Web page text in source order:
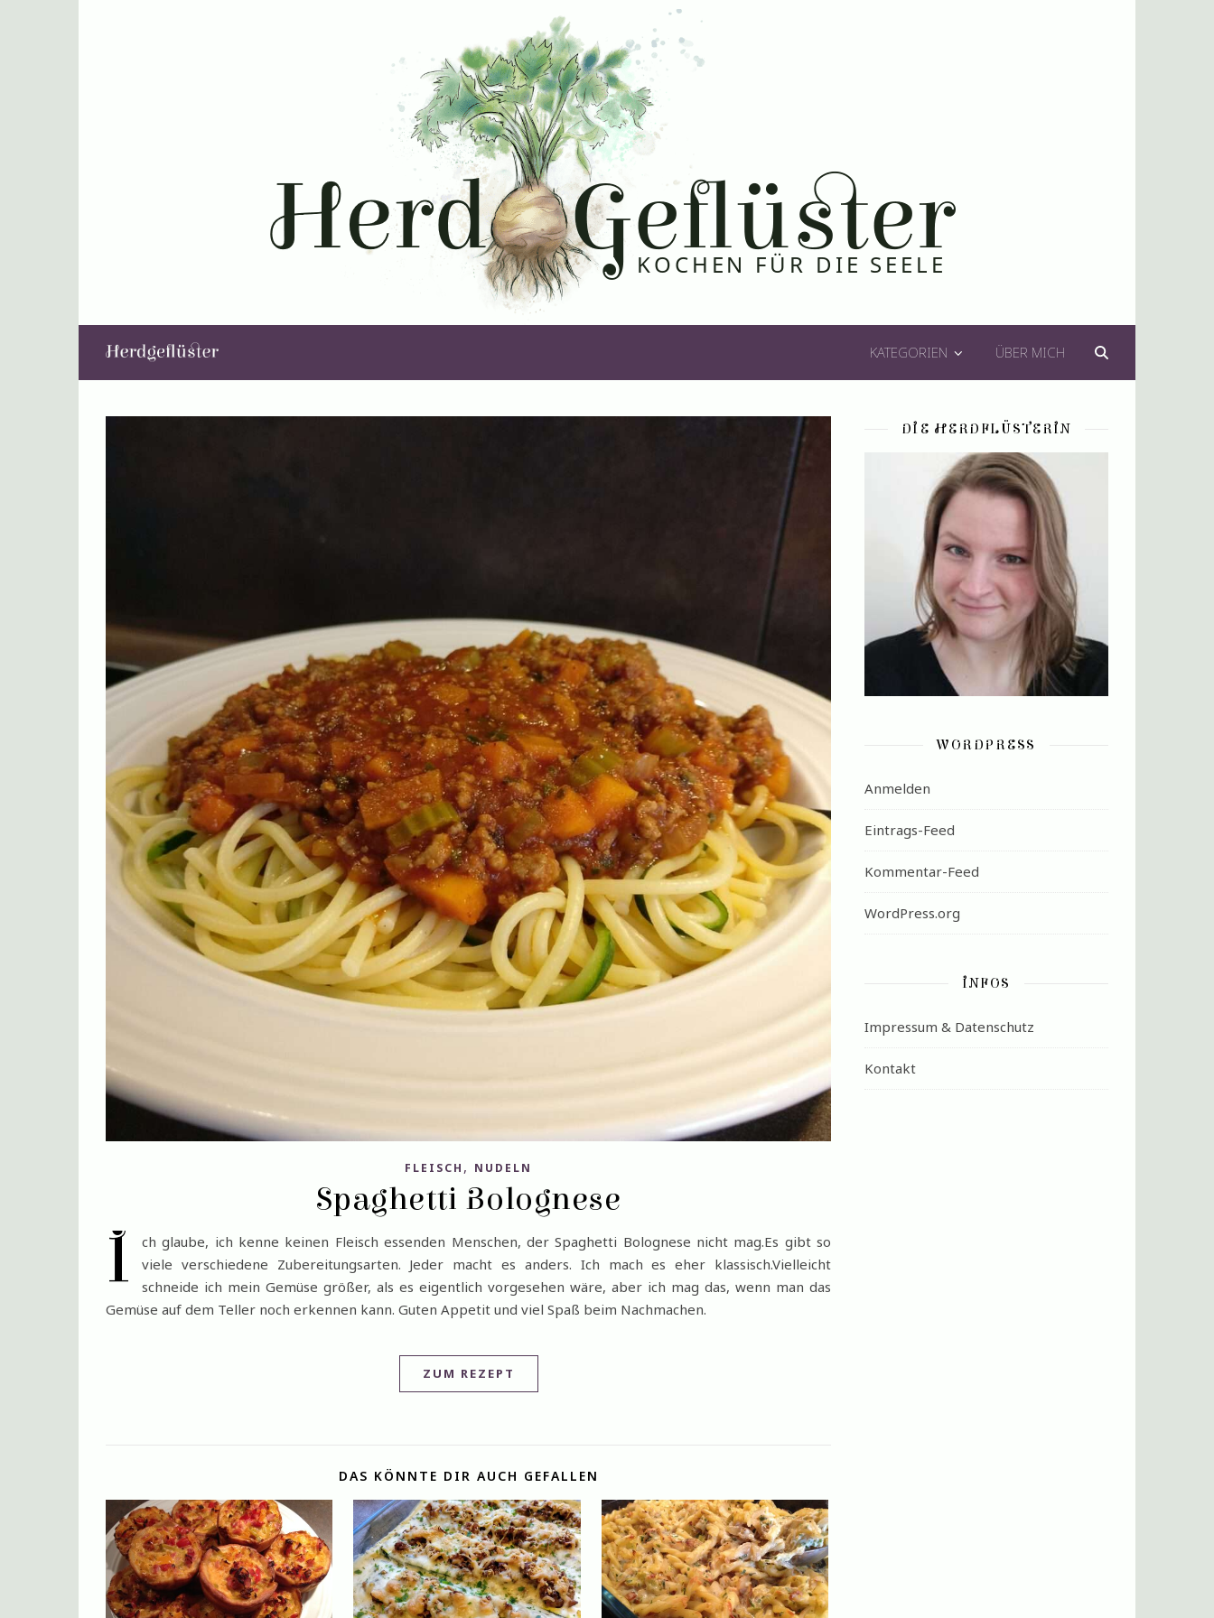
KATEGORIEN ÜBER MICH
FLEISCH , NUDELN
Spaghetti Bolognese
I
ch glaube, ich kenne keinen Fleisch essenden Menschen, der Spaghetti Bolognese nicht mag.Es gibt so
viele verschiedene Zubereitungsarten. Jeder macht es anders. Ich mach es eher klassisch.Vielleicht
schneide ich mein Gemüse größer, als es eigentlich vorgesehen wäre, aber ich mag das, wenn man das
Gemüse auf dem Teller noch erkennen kann. Guten Appetit und viel Spaß beim Nachmachen.
ZUM REZEPT
DAS KÖNNTE DIR AUCH GEFALLEN
DIE HERDFLÜSTERIN
WORDPRESS
Anmelden
Eintrags-Feed
Kommentar-Feed
WordPress.org
INFOS
Impressum & Datenschutz
Kontakt